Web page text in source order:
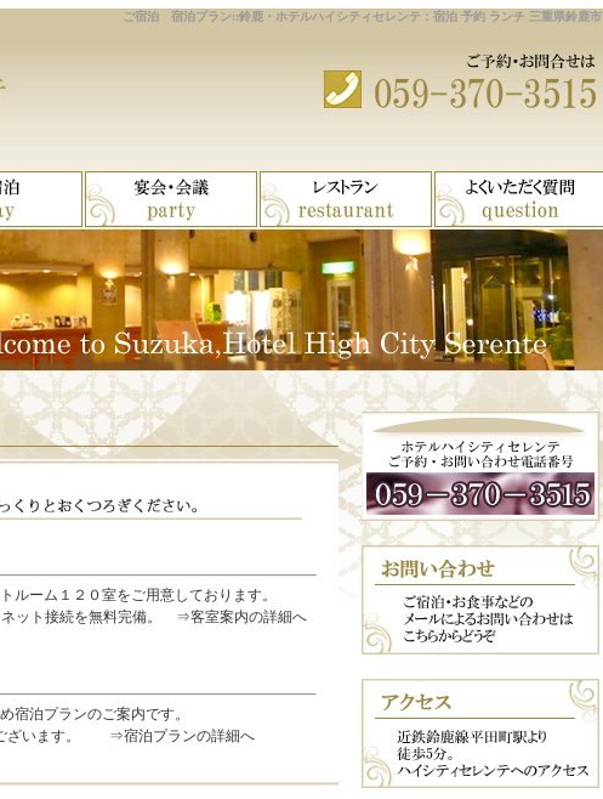
ご宿泊 宿泊プラン::鈴鹿・ホテルハイシティセレンテ：宿泊 予約 ランチ 三重県鈴鹿市
ルーム１２０室をご用意しております。
ット接続を無料完備。 ⇒客室案内の詳細へ
宿泊プランのご案内です。
ございます。 ⇒宿泊プランの詳細へ